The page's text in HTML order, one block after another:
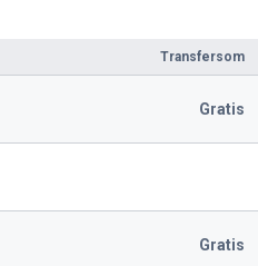
Transfersom
Gratis
Gratis